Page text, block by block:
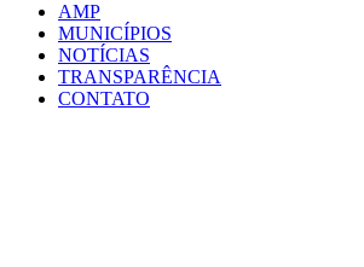
AMP
MUNICÍPIOS
NOTÍCIAS
TRANSPARÊNCIA
CONTATO